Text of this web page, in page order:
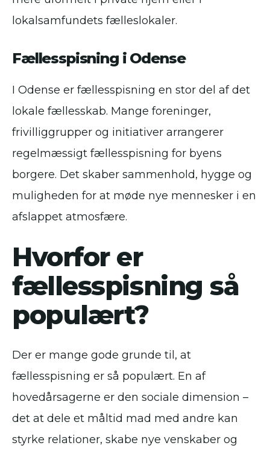
lokalsamfundets fælleslokaler.
Fællesspisning i Odense
I Odense er fællesspisning en stor del af det
lokale fællesskab. Mange foreninger,
frivilliggrupper og initiativer arrangerer
regelmæssigt fællesspisning for byens
borgere. Det skaber sammenhold, hygge og
muligheden for at møde nye mennesker i en
afslappet atmosfære.
Hvorfor er
fællesspisning så
populært?
Der er mange gode grunde til, at
fællesspisning er så populært. En af
hovedårsagerne er den sociale dimension –
det at dele et måltid mad med andre kan
styrke relationer, skabe nye venskaber og